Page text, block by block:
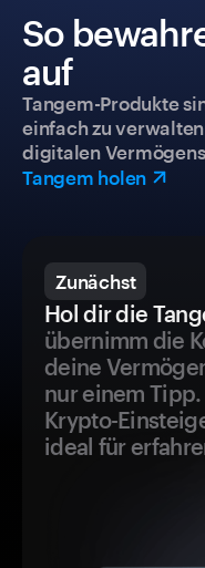
So
auf
Tangem-Produkte
einfach zu
digitalen
Tangem holen
Zunächst
Hol dir die
übernimm die
deine
nur einem
Krypto-
ideal für